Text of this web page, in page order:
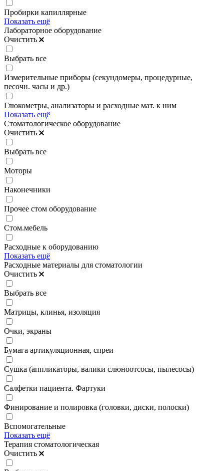
Пробирки капиллярные
Показать ещё
Лабораторное оборудование
Очистить
Выбрать все
Измерительные приборы (секундомеры, процедурные,
песочн. часы и др.)
Глюкометры, анализаторы и расходные мат. к ним
Показать ещё
Стоматологическое оборудование
Очистить
Выбрать все
Моторы
Наконечники
Прочее стом оборудование
Стом.мебель
Расходные к оборудованию
Показать ещё
Расходные материалы для стоматологии
Очистить
Выбрать все
Матрицы, клинья, изоляция
Очки, экраны
Бумага артикуляционная, спреи
Сушка (аппликаторы, валики слюноотсосы, пылесосы)
Салфетки пациента. Фартуки
Финирование и полировка (головки, диски, полоски)
Вспомогательные
Показать ещё
Терапия стоматологическая
Очистить